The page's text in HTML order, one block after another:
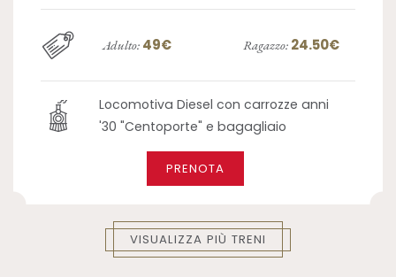
Adulto: 49€ Ragazzo: 24.50€
Locomotiva Diesel con carrozze anni
'30 "Centoporte" e bagagliaio
PRENOTA
VISUALIZZA PIÙ TRENI